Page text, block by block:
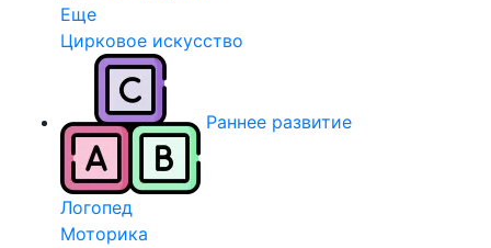
Еще
Цирковое искусство
Раннее развитие
Логопед
Моторика